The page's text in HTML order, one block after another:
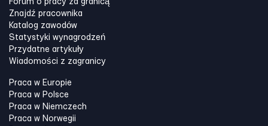
Forum o pracy za granicą
Znajdź pracownika
Katalog zawodów
Statystyki wynagrodzeń
Przydatne artykuły
Wiadomości z zagranicy
Praca w Europie
Praca w Polsce
Praca w Niemczech
Praca w Norwegii